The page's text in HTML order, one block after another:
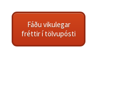
Fáðu vikulegar
fréttir í tölvupósti